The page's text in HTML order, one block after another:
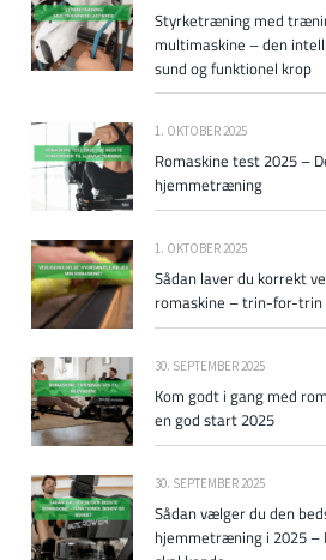
Styrketræning med
multimaskine – den
sund og funktionel krop
1. OKTOBER 2025
Romaskine test 2025 –
hjemmetræning
1. OKTOBER 2025
Sådan laver du korrekt
romaskine – trin-for-trin
30. SEPTEMBER 2025
Kom godt i gang med
en god start 2025
30. SEPTEMBER 2025
Sådan vælger du den
hjemmetræning i 2025 –